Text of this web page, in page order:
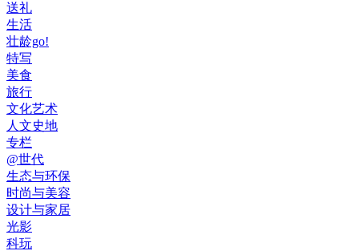
送礼
生活
壮龄go!
特写
美食
旅行
文化艺术
人文史地
专栏
@世代
生态与环保
时尚与美容
设计与家居
光影
科玩